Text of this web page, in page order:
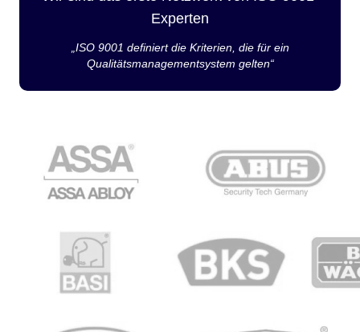
Experten
„ISO 9001 definiert die Kriterien, die für ein
Qualitätsmanagementsystem gelten“